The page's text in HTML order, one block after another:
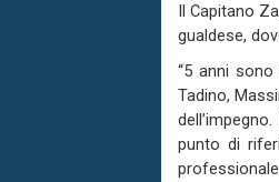
Il Capitano
gualdese,
“5 anni
Tadino,
punto di